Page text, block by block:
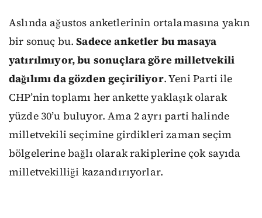
Aslında ağustos anketlerinin ortalamasına yakın
bir sonuç bu.Sadece anketler bu masaya
yatırılmıyor, bu sonuçlara göre milletvekili
dağılımı da gözden geçiriliyor. Yeni Parti ile
CHP’nin toplamı her ankette yaklaşık olarak
yüzde 30’u buluyor. Ama 2 ayrı parti halinde
milletvekili seçimine girdikleri zaman seçim
bölgelerine bağlı olarak rakiplerine çok sayıda
milletvekilliği kazandırıyorlar.